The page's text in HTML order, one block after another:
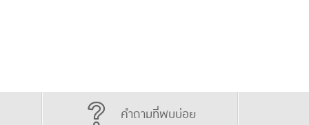
คำถามที่พบบ่อย